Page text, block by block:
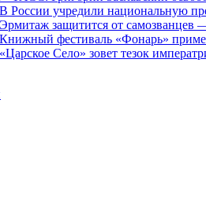
России учредили национальную
защитится от самозванцев
фестиваль «Фонарь»
Село» зовет тезок